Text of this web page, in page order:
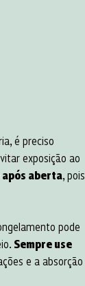
é preciso
exposição ao
aberta , pois
pode
Sempre use
e a absorção